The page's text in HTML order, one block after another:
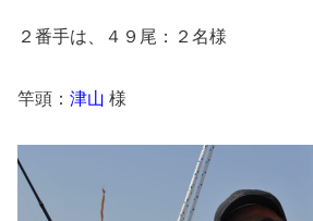
２番手は、４９尾：２名様
竿頭： 津山 様